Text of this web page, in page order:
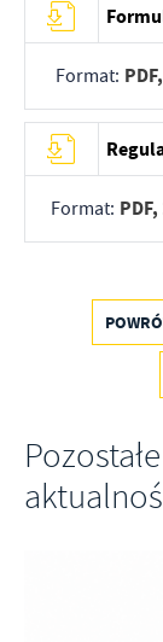
Format: PDF,
Format: PDF,
Pozostałe